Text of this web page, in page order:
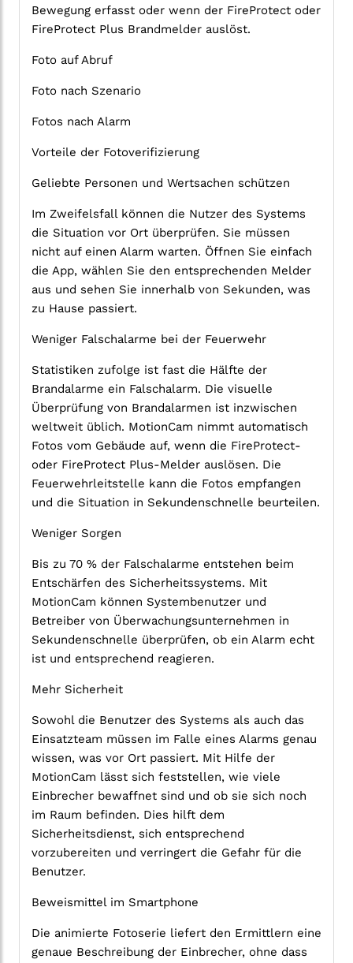
Bewegung erfasst oder wenn der FireProtect oder
FireProtect Plus Brandmelder auslöst.
Foto auf Abruf
Foto nach Szenario
Fotos nach Alarm
Vorteile der Fotoverifizierung
Geliebte Personen und Wertsachen schützen
Im Zweifelsfall können die Nutzer des Systems
die Situation vor Ort überprüfen. Sie müssen
nicht auf einen Alarm warten. Öffnen Sie einfach
die App, wählen Sie den entsprechenden Melder
aus und sehen Sie innerhalb von Sekunden, was
zu Hause passiert.
Weniger Falschalarme bei der Feuerwehr
Statistiken zufolge ist fast die Hälfte der
Brandalarme ein Falschalarm. Die visuelle
Überprüfung von Brandalarmen ist inzwischen
weltweit üblich. MotionCam nimmt automatisch
Fotos vom Gebäude auf, wenn die FireProtect-
oder FireProtect Plus-Melder auslösen. Die
Feuerwehrleitstelle kann die Fotos empfangen
und die Situation in Sekundenschnelle beurteilen.
Weniger Sorgen
Bis zu 70 % der Falschalarme entstehen beim
Entschärfen des Sicherheitssystems. Mit
MotionCam können Systembenutzer und
Betreiber von Überwachungsunternehmen in
Sekundenschnelle überprüfen, ob ein Alarm echt
ist und entsprechend reagieren.
Mehr Sicherheit
Sowohl die Benutzer des Systems als auch das
Einsatzteam müssen im Falle eines Alarms genau
wissen, was vor Ort passiert. Mit Hilfe der
MotionCam lässt sich feststellen, wie viele
Einbrecher bewaffnet sind und ob sie sich noch
im Raum befinden. Dies hilft dem
Sicherheitsdienst, sich entsprechend
vorzubereiten und verringert die Gefahr für die
Benutzer.
Beweismittel im Smartphone
Die animierte Fotoserie liefert den Ermittlern eine
genaue Beschreibung der Einbrecher, ohne dass